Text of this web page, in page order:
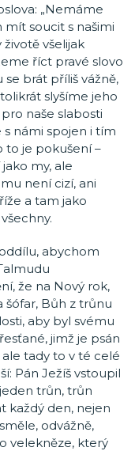
„Nemáme
soucit s našimi
životě všelijak
říct pravé slovo
se brát příliš vážně,
slyšíme jeho
naše slabosti
s námi spojen i tím
to je pokušení –
my, ale
není cizí, ani
a tam jako
abychom
že na Nový rok,
šófar, Bůh z trůnu
aby byl svému
jimž je psán
tady to v té celé
Pán Ježíš vstoupil
trůn, trůn
každý den, nejen
odvážně,
velekněze, který